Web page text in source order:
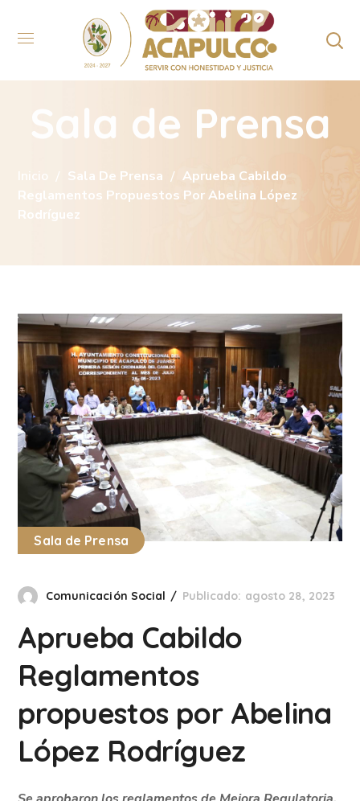
Sala de Prensa
Inicio Sala De Prensa
Aprueba Cabildo
Reglamentos Propuestos Por Abelina López
Rodríguez
Sala de Prensa
Comunicación Social Publicado: agosto 28, 2023
Aprueba Cabildo
Reglamentos
propuestos por Abelina
López Rodríguez